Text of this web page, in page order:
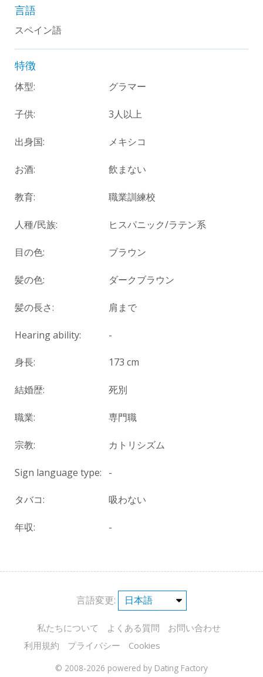
言語
スペイン語
特徴
体型: グラマー
子供: 3人以上
出身国: メキシコ
お酒: 飲まない
教育: 職業訓練校
人種/民族: ヒスパニック/ラテン系
目の色: ブラウン
髪の色: ダークブラウン
髪の長さ: 肩まで
Hearing ability: -
身長: 173 cm
結婚歴: 死別
職業: 専門職
宗教: カトリシズム
Sign language type: -
タバコ: 吸わない
年収: -
言語変更:
私たちについて よくある質問
お問い合わせ
利用規約
プライバシー Cookies
© 2008-2026 powered by Dating Factory